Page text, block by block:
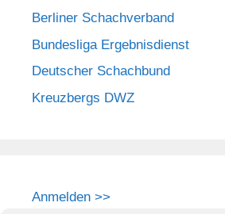
Berliner Schachverband
Bundesliga Ergebnisdienst
Deutscher Schachbund
Kreuzbergs DWZ
Anmelden >>